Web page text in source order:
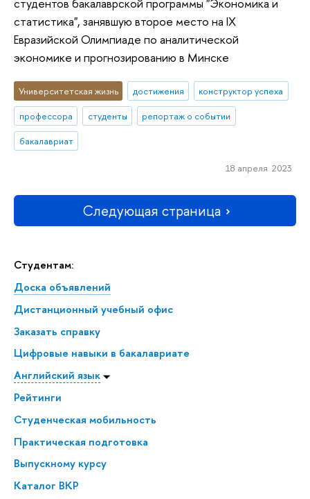
Студентам:
Доска объявлений
Дистанционный учебный офис
Заказать справку
Цифровые навыки в бакалавриате
Английский язык
Рейтинги
Студенческая мобильность
Практическая подготовка
Выпускному курсу
Каталог ВКР
статистика", занявшую второе место на IX
Евразийской Олимпиаде по аналитической
экономике и прогнозированию в Минске
Университетская жизнь достижения
конструктор успеха
профессора
студенты
репортаж о событии
бакалавриат
18 апреля 2023
Следующая страница